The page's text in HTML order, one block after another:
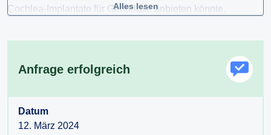
Cochlea-Implantate für Gehörlose anbieten könnte.
dafür.
Alles lesen
Anfrage erfolgreich
Datum
12. März 2024